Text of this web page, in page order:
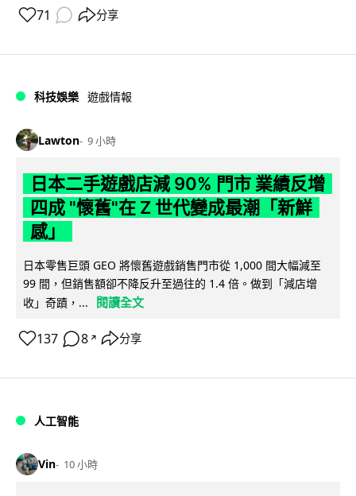
71 分享
科技娛樂 遊戲情報
Lawton 9 小時
日本二手遊戲店減 90% 門市 業績反增
四成 "懷舊"在 Z 世代變成最潮「新鮮
感」
日本零售巨頭 GEO 將懷舊遊戲銷售門市從 1,000 間大幅減至
99 間，但銷售額卻不降反升至過往的 1.4 倍。做到「減店增
收」奇蹟，...
閱讀全文
137 8 ↗ 分享
人工智能
Vin 10 小時